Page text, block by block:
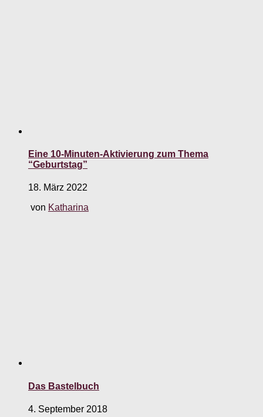
Eine 10-Minuten-Aktivierung zum Thema
“Geburtstag”
18. März 2022
von Katharina
Das Bastelbuch
4. September 2018